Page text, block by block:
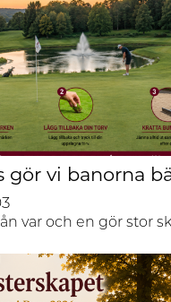
gör vi banorna
var och en gör stor